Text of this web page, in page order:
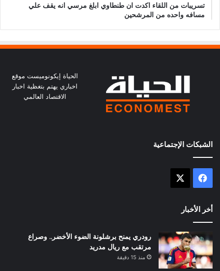
تسريبات من اللقاء اكدت ان طنطاوي ابلغ مرسي انه يقف علي
مسافه واحده من المرشحين
الحياة إيكونوميست موقع
اخباري يهتم بتغظية اخبار
الاقتصاد العالمي
الشبكات الإجتماعية
فيسبوك
أخر الأخبار
رودري يمنح برشلونة الضوء الأخضر.. وصراع
مرتقب مع ريال مدريد
منذ 15 دقيقة